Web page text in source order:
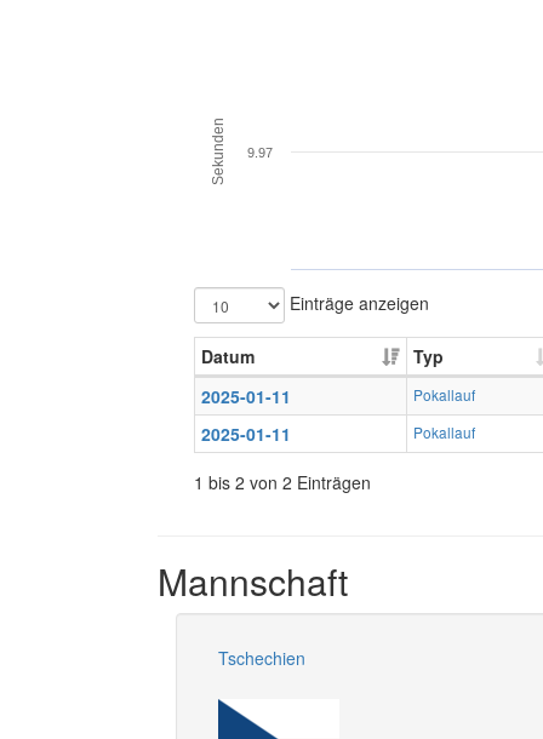
Sekunden 9.97
Einträge anzeigen
Datum
Typ
2025-01-11
Pokallauf
2025-01-11 Pokallauf
1 bis 2 von 2 Einträgen
Mannschaft
Tschechien